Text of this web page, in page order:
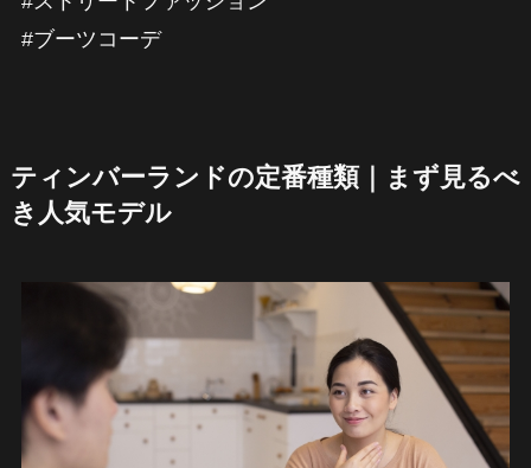
#ブーツコーデ
ティンバーランドの定番種類｜まず見るべ
き人気モデル